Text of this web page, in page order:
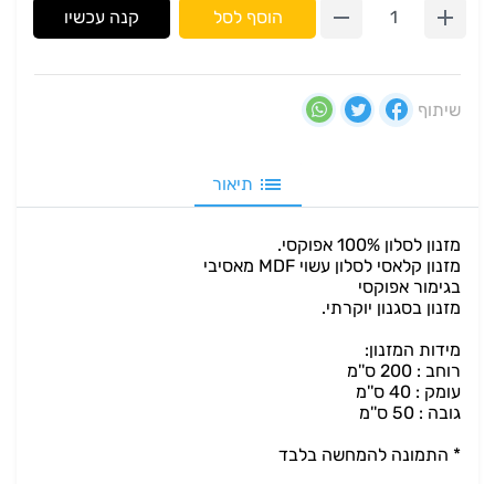
הוסף לסל
קנה עכשיו
שיתוף
תיאור
מזנון לסלון 100% אפוקסי.
מזנון קלאסי לסלון עשוי MDF מאסיבי
בגימור אפוקסי
מזנון בסגנון יוקרתי.
מידות המזנון:
רוחב : 200 ס''מ
עומק : 40 ס''מ
גובה : 50 ס''מ
* התמונה להמחשה בלבד